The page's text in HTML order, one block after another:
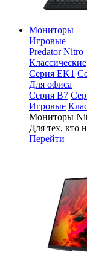
Мониторы
Игровые
Predator Nitro
Классические
Серия EK1
Для офиса
Серия B7
Игровые
Мониторы
Для тех, кто
Перейти